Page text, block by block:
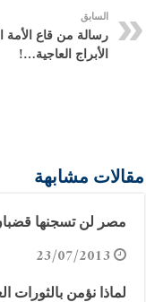
السابق
رسالة من قاع الأمة
الأبراج العاجية…!
مقالات مشابهة
مصر لن تسجنها
23/07/2013
لماذا نؤمن بالثورات